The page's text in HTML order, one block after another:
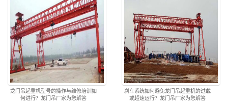
龙门吊起重机型号的操作与维修培训如
何进行？龙门吊厂家为您解答
刹车系统如何避免龙门吊起重机的过载
或超速运行？龙门吊厂家为您解答